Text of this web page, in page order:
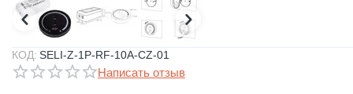
КОД: SELI-Z-1P-RF-10A-CZ-01
Написать отзыв